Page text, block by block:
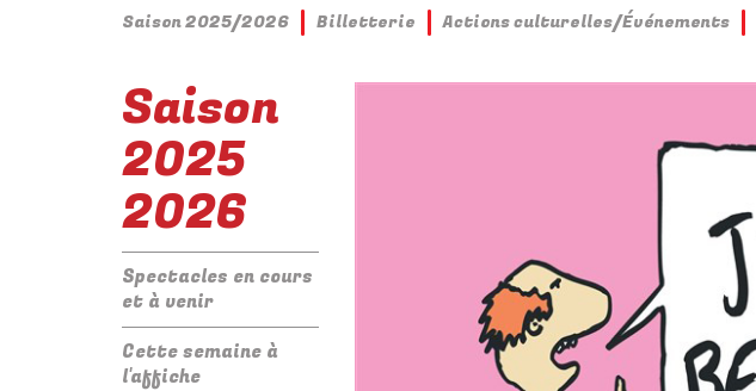
Saison 2025/2026 Billetterie Actions culturelles/Événements
Saison
2025
2026
Spectacles en cours
et à venir
Cette semaine à
l'affiche